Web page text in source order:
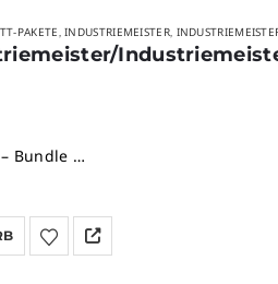
PAKETE,INDUSTRIEMEISTER,
Bundle …